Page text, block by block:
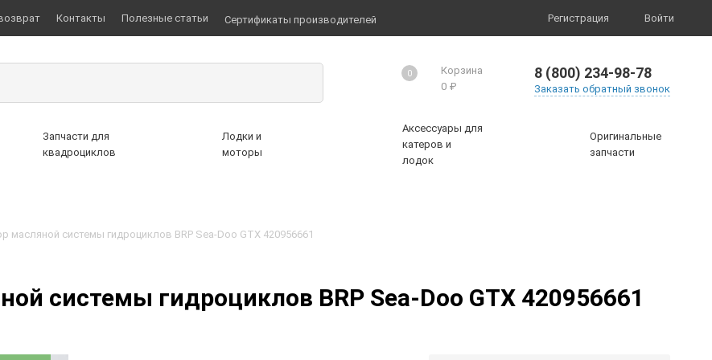
Контакты Полезные статьи Сертификаты производителей Регистрация Войти
0
Корзина
0 ₽
8 (800) 234-98-78
Заказать обратный звонок
Запчасти для
квадроциклов
Лодки и
моторы
Аксессуары для
катеров и
лодок
Оригинальные
запчасти
масляной системы гидроциклов BRP Sea-Doo GTX 420956661
системы гидроциклов BRP Sea-Doo GTX 420956661